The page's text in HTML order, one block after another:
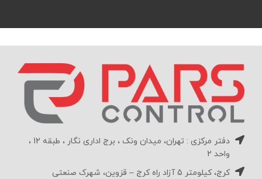
دفتر مرکزی : تهران، میدان ونک ، برج اداری نگار ، طبقه 12 ،
واحد 2
کرج، کیلومتر 5 آزاد راه کرج – قزوین، شهرک صنعتی